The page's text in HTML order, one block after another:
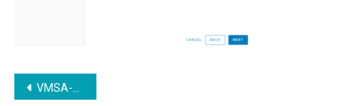
Yazı
VMSA-2021-0004 VMware vRealize Operations Güvenlik Açığı ve vROps 8.0 to 8.3 Upgrade